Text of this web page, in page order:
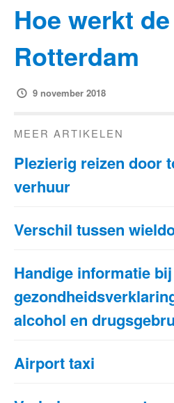
Hoe werkt
Rotterdam
9 november 2018
MEER ARTIKELEN
Plezierig reizen door
verhuur
Verschil tussen
Handige informatie
alcohol en
Airport taxi